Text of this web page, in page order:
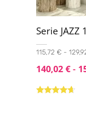
Serie JAZZ
115,72 € -
140,02 € -